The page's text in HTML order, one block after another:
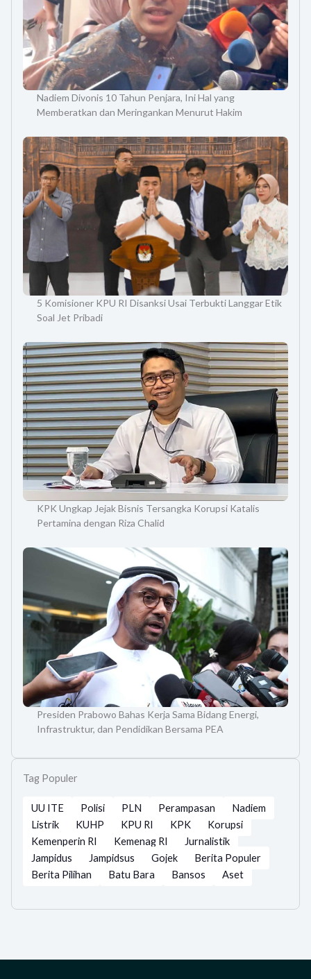
Nadiem Divonis 10 Tahun Penjara, Ini Hal yang
Memberatkan dan Meringankan Menurut Hakim
5 Komisioner KPU RI Disanksi Usai Terbukti Langgar Etik
Soal Jet Pribadi
KPK Ungkap Jejak Bisnis Tersangka Korupsi Katalis
Pertamina dengan Riza Chalid
Presiden Prabowo Bahas Kerja Sama Bidang Energi,
Infrastruktur, dan Pendidikan Bersama PEA
Tag Populer
UU ITE Polisi PLN Perampasan
Nadiem
Listrik
KUHP KPU RI KPK
Korupsi
Kemenperin RI
Kemenag RI
Jurnalistik
Jampidus
Jampidsus Gojek
Berita Populer
Berita Pilihan
Batu Bara Bansos Aset